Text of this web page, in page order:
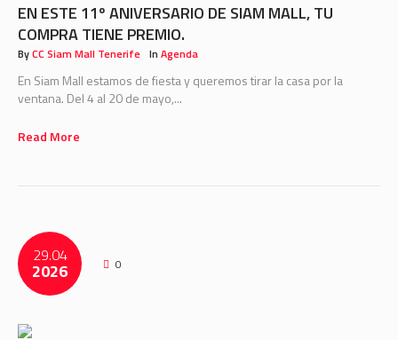
EN ESTE 11º ANIVERSARIO DE SIAM MALL, TU
COMPRA TIENE PREMIO.
ByCC Siam Mall Tenerife In Agenda
En Siam Mall estamos de fiesta y queremos tirar la casa por la
ventana. Del 4 al 20 de mayo,...
Read More
29.04
2026 0